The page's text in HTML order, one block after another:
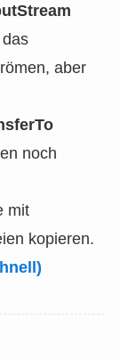
aber
noch
mit
kopieren.